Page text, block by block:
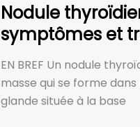
Nodule
symptômes et
EN BREF Un nodule
masse qui se forme
glande située à la base